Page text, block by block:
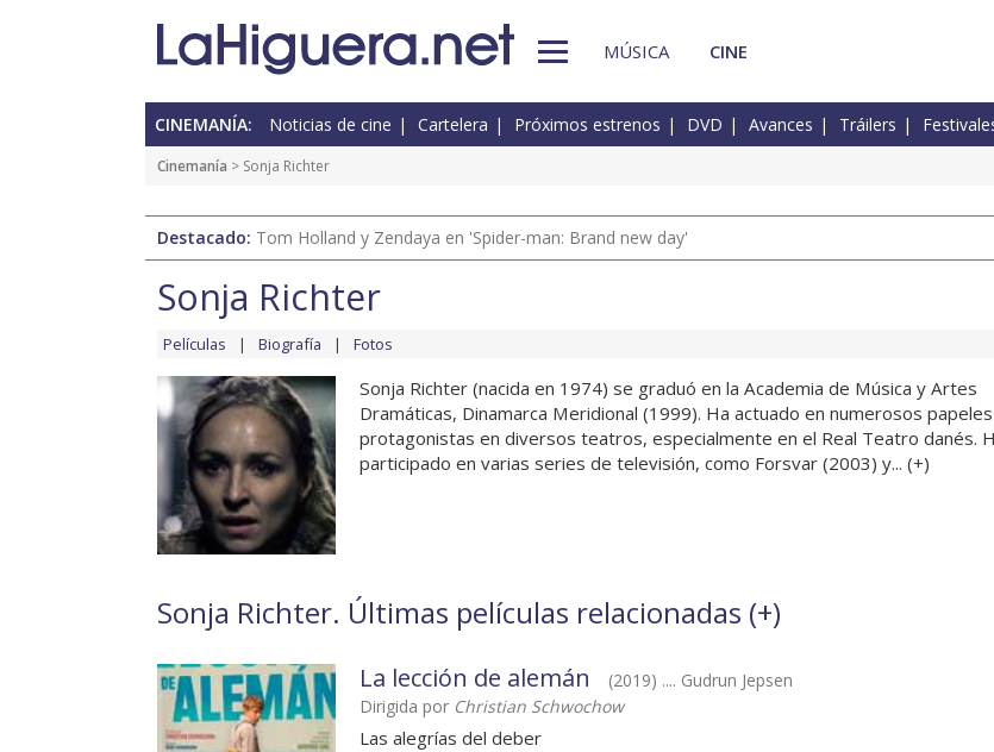
MÚSICA CINE
CINEMANÍA: Noticias de cine Cartelera Próximos estrenos DVD Avances Tráilers
Cinemanía > Sonja Richter
Destacado: Tom Holland y Zendaya en 'Spider-man: Brand new day'
Sonja Richter
Películas Biografía Fotos
Sonja Richter (nacida en 1974) se graduó en la Academia de Música y Artes
Dramáticas, Dinamarca Meridional (1999). Ha actuado en numerosos papeles
protagonistas en diversos teatros, especialmente en el Real Teatro danés.
participado en varias series de televisión, como Forsvar (2003) y... (+)
Sonja Richter. Últimas películas relacionadas (+)
La lección de alemán
(2019) .... Gudrun Jepsen
Dirigida por Christian Schwochow
Las alegrías del deber